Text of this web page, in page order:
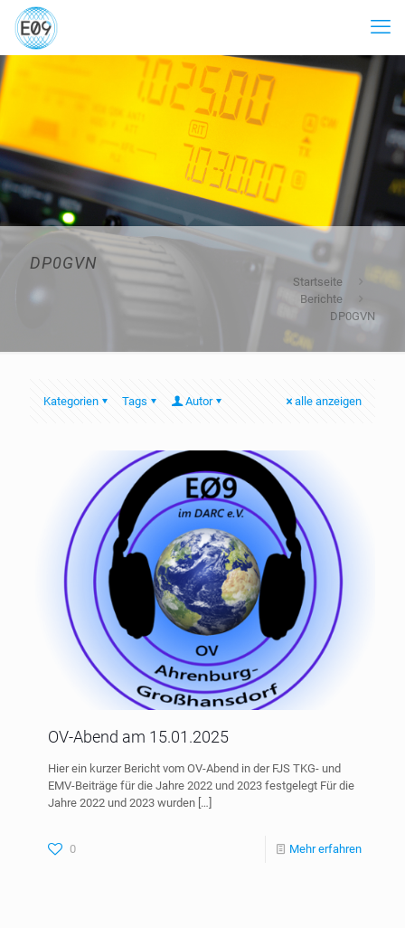
DP0GVN
Startseite
Berichte
DP0GVN
Kategorien Tags Autor alle anzeigen
OV-Abend am 15.01.2025
Hier ein kurzer Bericht vom OV-Abend in der FJS TKG- und
EMV-Beiträge für die Jahre 2022 und 2023 festgelegt Für die
Jahre 2022 und 2023 wurden […]
0 Mehr erfahren